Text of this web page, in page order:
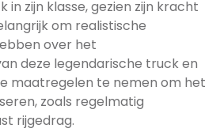
in zijn klasse, gezien zijn kracht
om realistische
over het
deze legendarische truck en
maatregelen te nemen om het
zoals regelmatig
rijgedrag.